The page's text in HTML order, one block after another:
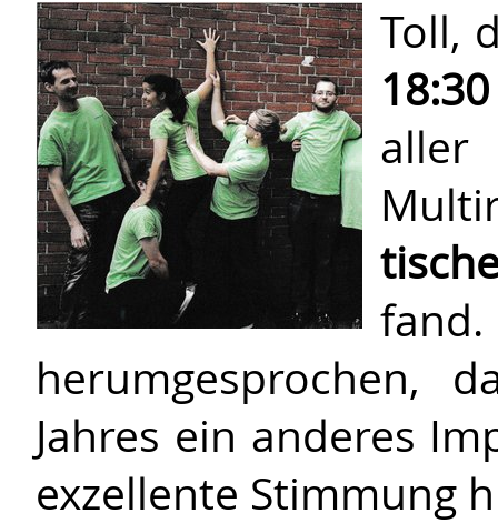
Toll,
aller
her­um­ge­sproch­en,
Jahres ein anderes
exzellente Stimmung